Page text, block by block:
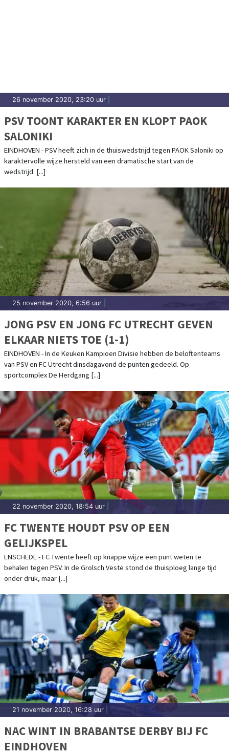
26 november 2020, 23:20 uur
PSV TOONT KARAKTER EN KLOPT PAOK
SALONIKI
EINDHOVEN - PSV heeft zich in de thuiswedstrijd tegen PAOK Saloniki op
karaktervolle wijze hersteld van een dramatische start van de
wedstrijd. [...]
25 november 2020, 6:56 uur
JONG PSV EN JONG FC UTRECHT GEVEN
ELKAAR NIETS TOE (1-1)
EINDHOVEN - In de Keuken Kampioen Divisie hebben de beloftenteams
van PSV en FC Utrecht dinsdagavond de punten gedeeld. Op
sportcomplex De Herdgang [...]
22 november 2020, 18:54 uur
FC TWENTE HOUDT PSV OP EEN
GELIJKSPEL
ENSCHEDE - FC Twente heeft op knappe wijze een punt weten te
behalen tegen PSV. In de Grolsch Veste stond de thuisploeg lange tijd
onder druk, maar [...]
21 november 2020, 16:28 uur
NAC WINT IN BRABANTSE DERBY BIJ FC
EINDHOVEN